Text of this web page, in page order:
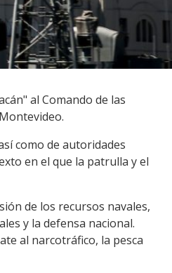
al Comando de las
como de autoridades
en el que la patrulla y el
de los recursos navales,
y la defensa nacional.
al narcotráfico, la pesca